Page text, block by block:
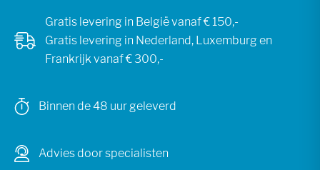
Gratis levering in België vanaf € 150,-
Gratis levering in Nederland, Luxemburg en
Frankrijk vanaf € 300,-
Binnen de 48 uur geleverd
Advies door specialisten